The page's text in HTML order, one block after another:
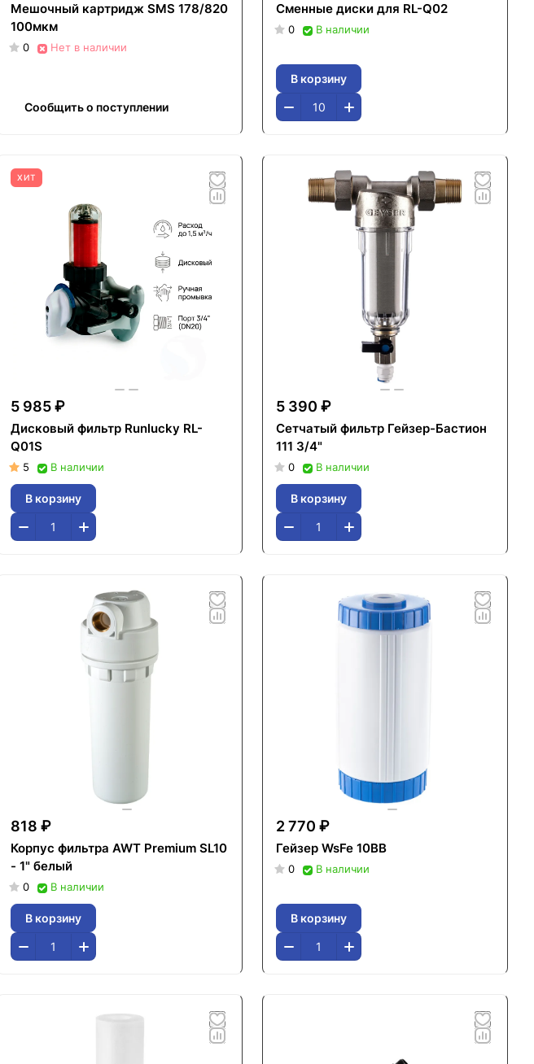
Мешочный картридж SMS 178/820
100мкм
0 Нет в наличии
Сообщить о поступлении
Сменные диски для RL-Q02
0 В наличии
В корзину
ХИТ
5 985 ₽
Дисковый фильтр Runlucky RL-
Q01S
5 В наличии
В корзину
5 390 ₽
Сетчатый фильтр Гейзер-Бастион
111 3/4"
0 В наличии
В корзину
818 ₽
Корпус фильтра AWT Premium SL10
- 1" белый
0 В наличии
В корзину
2 770 ₽
Гейзер WsFe 10ВВ
0 В наличии
В корзину